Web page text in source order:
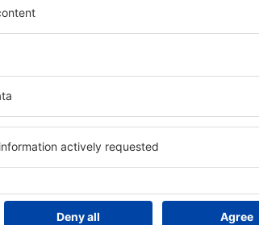
cu mai puțin
vacanțe – profită de ofertele
tuturor.
e mai bun, pe cuvânt de turişti!
în newsletter-ul nostru. Sunt de acord
de newsletter) de la eSky.pl S.A. la adresa de e-mail pe